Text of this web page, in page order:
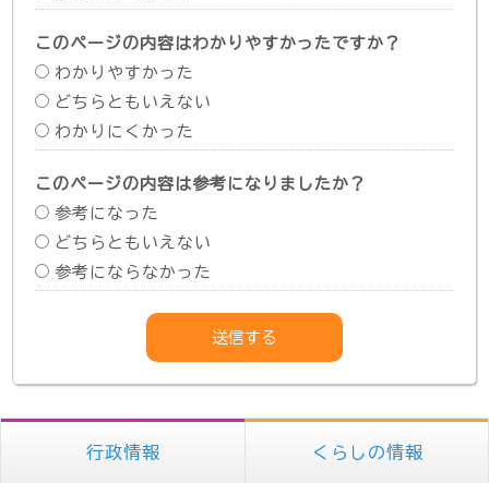
このページの内容はわかりやすかったですか？
わかりやすかった
どちらともいえない
わかりにくかった
このページの内容は参考になりましたか？
参考になった
どちらともいえない
参考にならなかった
行政情報 くらしの情報